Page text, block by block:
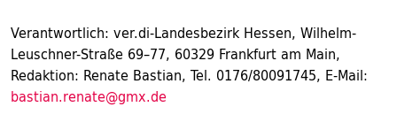
Verantwortlich: ver.di-Landesbezirk Hessen, Wilhelm-
Leuschner-Straße 69–77, 60329 Frankfurt am Main,
Redaktion: Renate Bastian, Tel. 0176/80091745, E-Mail:
bastian.renate@gmx.de